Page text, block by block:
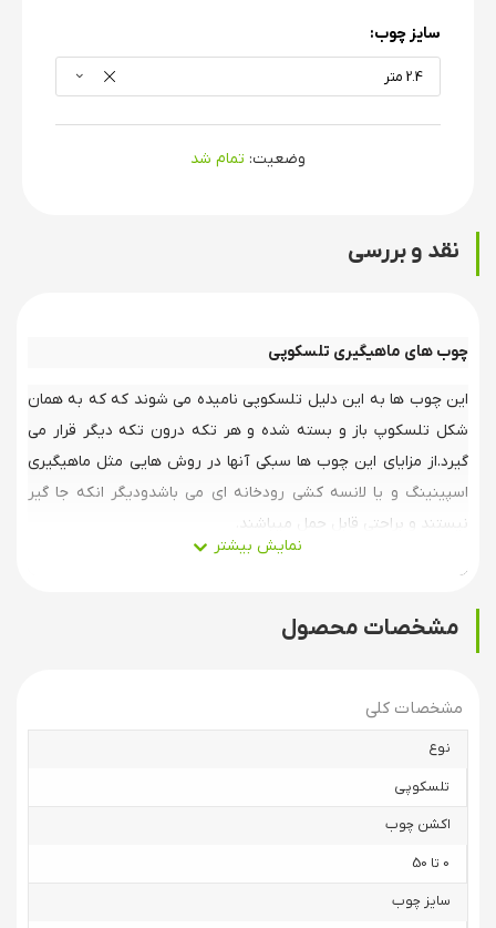
سایز چوب:
2.4 متر
وضعیت: تمام شد
نقد و بررسی
چوب های ماهیگیری تلسکوپی
این چوب ها به این دلیل تلسکوپی نامیده می شوند که که به همان
شکل تلسکوپ باز و بسته شده و هر تکه درون تکه دیگر قرار می
گیرد.از مزایای این چوب ها سبکی آنها در روش هایی مثل ماهیگیری
اسپینینگ و یا لانسه کشی رودخانه ای می باشدودیگر انکه جا گیر
نیستند و براحتی قابل حمل میباشند.
چوبهای تلسکوپی از پرفروش ترین چوب های ماهیگیری هستند.
مشخصات محصول
مشخصات کلی
نوع
تلسکوپی
اکشن چوب
0 تا 50
سایز چوب